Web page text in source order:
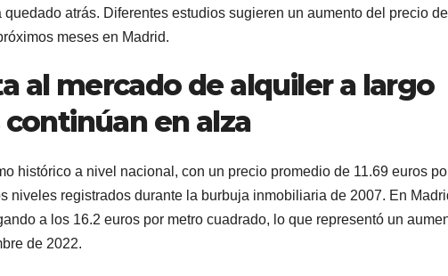
quedado atrás. Diferentes estudios sugieren un aumento del precio de
meses en Madrid.
al mercado de alquiler a largo
en alza
histórico a nivel nacional, con un precio promedio de 11.69 euros
niveles registrados durante la burbuja inmobiliaria de 2007. En
a los 16.2 euros por metro cuadrado, lo que representó un
de 2022.